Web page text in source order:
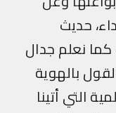
نعلم جدال
بالهوية
أتينا